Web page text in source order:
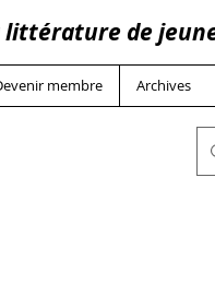
de
membre Archives